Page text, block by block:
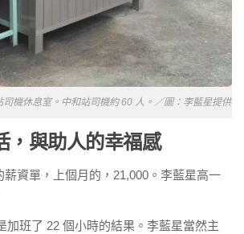
司機休息室。中和站司機約 60 人。／圖：李藍星提供
，與助人的幸福感
薪資單，上個月的，21,000。李藍星高一
加班了 22 個小時的結果。李藍星當然主